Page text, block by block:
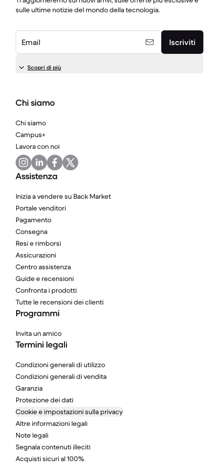
sulle ultime notizie del mondo della tecnologia.
Email Iscriviti
Scopri di più
Chi siamo
Chi siamo
Campus+
Lavora con noi
Assistenza
Inizia a vendere su Back Market
Portale venditori
Pagamento
Consegna
Resi e rimborsi
Assicurazioni
Centro assistenza
Guide e recensioni
Confronta i prodotti
Tutte le recensioni dei clienti
Programmi
Invita un amico
Termini legali
Condizioni generali di utilizzo
Condizioni generali di vendita
Garanzia
Protezione dei dati
Cookie e impostazioni sulla privacy
Altre informazioni legali
Note legali
Segnala contenuti illeciti
Acquisti sicuri al 100%